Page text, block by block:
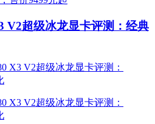
V2超级冰龙显卡评测：经典